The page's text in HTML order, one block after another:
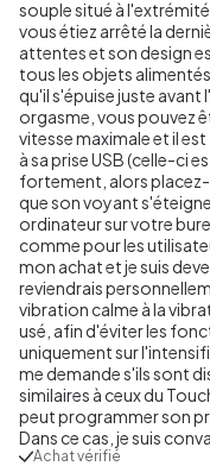
souple situé à
vous étiez arrêté la
attentes et son design
tous les objets
qu'il s'épuise juste
orgasme, vous pouvez
vitesse maximale et il
à sa prise USB (celle-ci
fortement, alors
que son voyant
ordinateur sur votre
comme pour les
mon achat et je suis
reviendrais
vibration calme à la
usé, afin d'éviter les
uniquement sur
me demande s'ils sont
similaires à ceux du
peut programmer son
Dans ce cas, je suis
Achat vérifié